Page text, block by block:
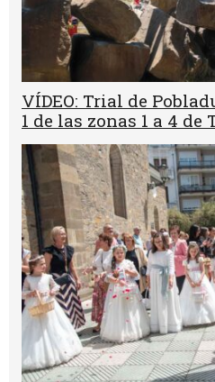
VÍDEO: Trial de
1 de las zonas 1 a 4 de